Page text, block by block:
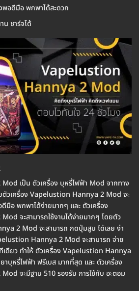
พอดีมือ พกพาได้สะดวก
น ชาร์จได้
เป็น ตัวเครื่อง บุหรี่ไฟฟ้า Mod จากทาง
วเครื่อง Vapelustion Hannya 2 Mod จะ
มือ พกพาได้ง่ายมากๆ และ ตัวเครื่อง
จะสามารถใช้งานได้ง่ายมากๆ โดยตัว
2 Mod จะสามารถ กดปุ่มสูบ ได้เลย ง่า
Hannya 2 Mod จะสามารถ จ่าย
เดียว ทำให้ ตัวเครื่อง Vapelustion Hannya
าบุหรี่ไฟฟ้า ฟรีเบส มากที่สุด และ ตัวเครื่อง
จะมีฐาน 510 รองรับ การใช้กับ อะตอม